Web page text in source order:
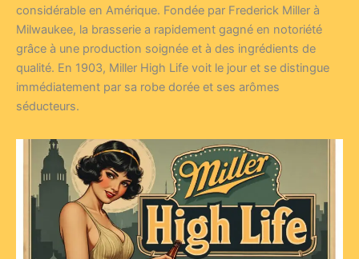
considérable en Amérique. Fondée par Frederick Miller à
Milwaukee, la brasserie a rapidement gagné en notoriété
grâce à une production soignée et à des ingrédients de
qualité. En 1903, Miller High Life voit le jour et se distingue
immédiatement par sa robe dorée et ses arômes
séducteurs.